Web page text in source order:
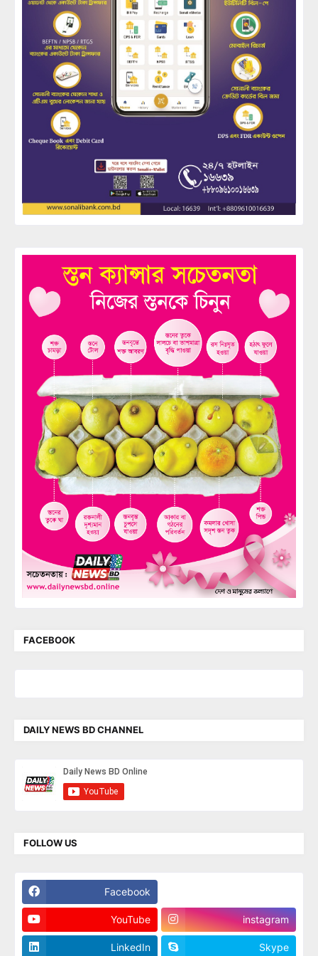
FACEBOOK
DAILY NEWS BD CHANNEL
FOLLOW US
Facebook
YouTube instagram
LinkedIn Skype